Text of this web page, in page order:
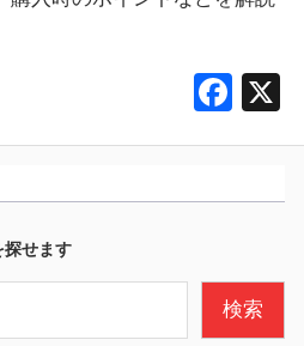
F
e
o
o
探せます
検索